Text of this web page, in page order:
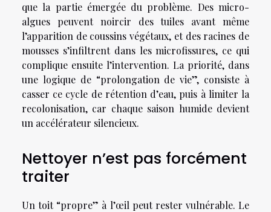
que la partie émergée du problème. Des micro-
algues peuvent noircir des tuiles avant même
l’apparition de coussins végétaux, et des racines de
mousses s’infiltrent dans les microfissures, ce qui
complique ensuite l’intervention. La priorité, dans
une logique de “prolongation de vie”, consiste à
casser ce cycle de rétention d’eau, puis à limiter la
recolonisation, car chaque saison humide devient
un accélérateur silencieux.
Nettoyer n’est pas forcément
traiter
Un toit “propre” à l’œil peut rester vulnérable. Le